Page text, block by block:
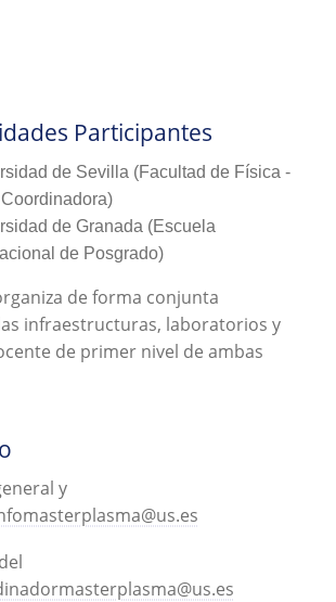
Participantes
de Sevilla (Facultad de Física -
de Granada (Escuela
de Posgrado)
de forma conjunta
infraestructuras, laboratorios y
de primer nivel de ambas
y